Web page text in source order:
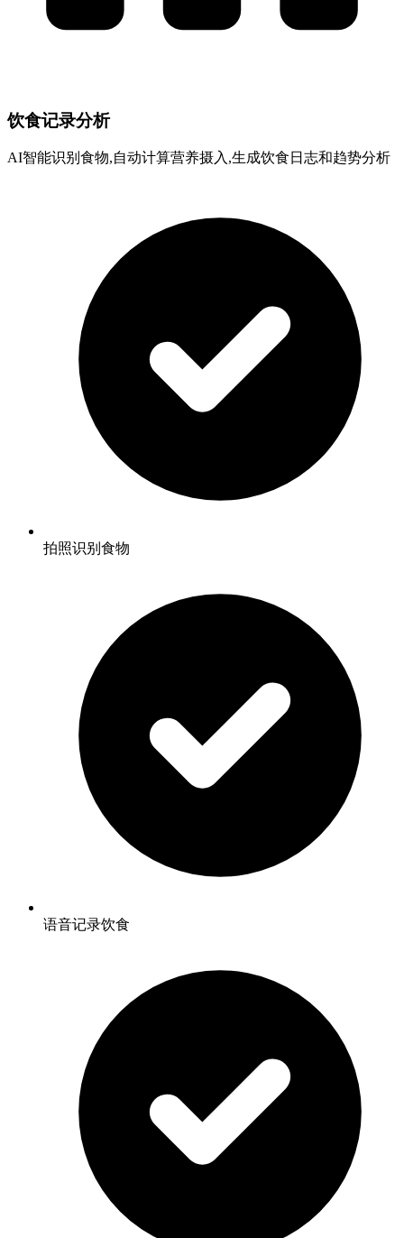
饮食记录分析
AI智能识别食物,自动计算营养摄入,生成饮食日志和趋势分析
拍照识别食物
语音记录饮食